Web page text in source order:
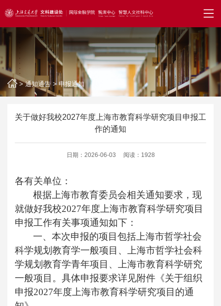
>通知通告 >申报通知
关于做好我校2027年度上海市教育科学研究项目申报工
作的通知
日期：2026-06-03 阅读：1928
各有关单位：
根据上海市教育委员会相关通知要求，现
就做好我校2027年度上海市教育科学研究项目
申报工作有关事项通知如下：
一、本次申报的项目包括上海市哲学社会
科学规划教育学一般项目、上海市哲学社会科
学规划教育学青年项目、上海市教育科学研究
一般项目。具体申报要求详见附件《关于组织
申报2027年度上海市教育科学研究项目的通